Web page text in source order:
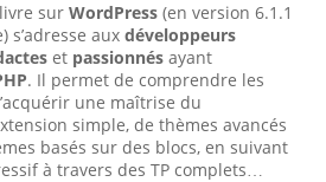
sur WordPress (en version 6.1.1
s’adresse aux développeurs
et passionnés ayant
. Il permet de comprendre les
une maîtrise du
simple, de thèmes avancés
basés sur des blocs, en suivant
à travers des TP complets…